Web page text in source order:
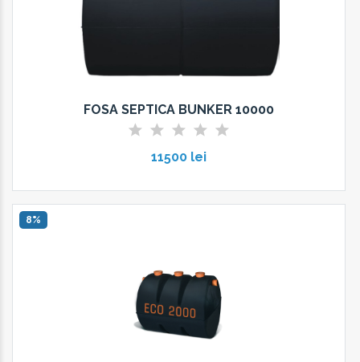
FOSA SEPTICA BUNKER 10000
11500 lei
8%